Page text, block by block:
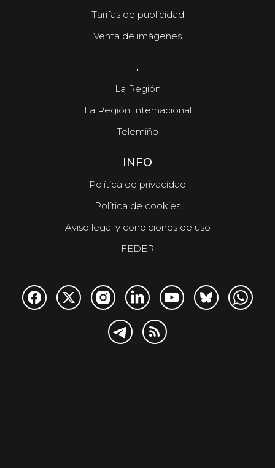
Tarifas de publicidad
Venta de imágenes
.
La Región
La Región Internacional
Telemiño
INFO
Política de privacidad
Política de cookies
Aviso legal y condiciones de uso
FEDER